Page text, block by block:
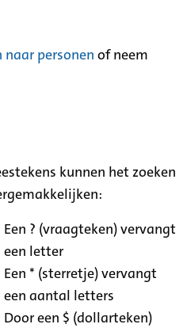
naar personen of neem
kunnen het zoeken
Een ? (vraagteken) vervangt
een letter
Een * (sterretje) vervangt
een aantal letters
Door een $ (dollarteken)